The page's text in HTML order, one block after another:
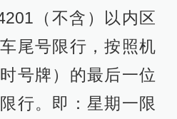
（不含）以内区
尾号限行，按照机
号牌）的最后一位
行。即：星期一限